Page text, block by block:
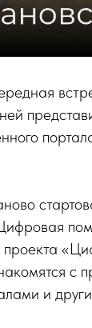
с
и